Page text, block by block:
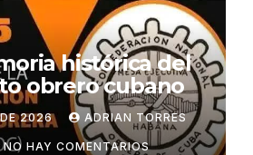
histórica del
obrero cubano
DE 2026 ADRIAN TORRES
NO HAY COMENTARIOS